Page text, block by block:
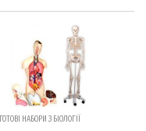
ГОТОВІ НАБОРИ З БІОЛОГІЇ